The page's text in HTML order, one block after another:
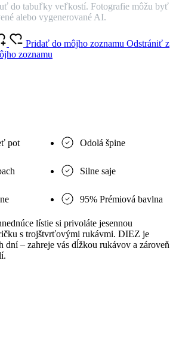
do tabuľky veľkostí. Fotografie môžu byť
alebo vygenerované AI.
Pridať do môjho zoznamuOdstrániť z
zoznamu
pot Odolá špine
Silne saje
95% Prémiová bavlna
lístie si privoláte jesennou
s trojštvrťovými rukávmi. DIEZ je
dní – zahreje vás dĺžkou rukávov a zároveň